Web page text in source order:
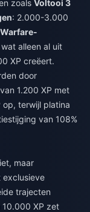
zoals Voltooi 3
: 2.000-3.000
alleen al uit
XP creëert.
door
1.200 XP met
op, terwijl platina
van 108%
maar
exclusieve
trajecten
XP zet